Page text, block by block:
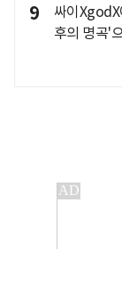
9
싸이
후의 명곡'